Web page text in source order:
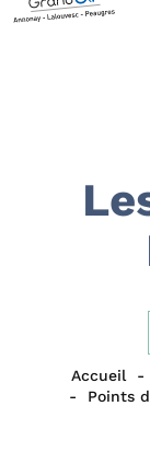
Accueil
Points